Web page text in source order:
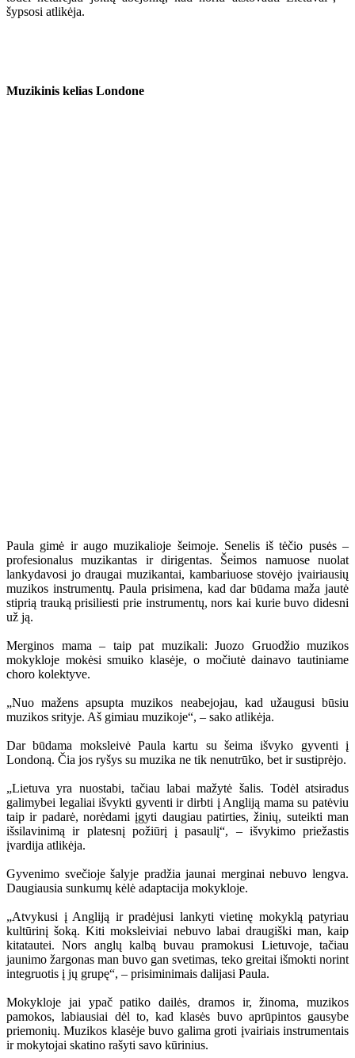
šypsosi atlikėja.
Muzikinis kelias Londone
Paula gimė ir augo muzikalioje šeimoje. Senelis iš tėčio pusės –
profesionalus muzikantas ir dirigentas. Šeimos namuose nuolat
lankydavosi jo draugai muzikantai, kambariuose stovėjo įvairiausių
muzikos instrumentų. Paula prisimena, kad dar būdama maža jautė
stiprią trauką prisiliesti prie instrumentų, nors kai kurie buvo didesni
už ją.
Merginos mama – taip pat muzikali: Juozo Gruodžio muzikos
mokykloje mokėsi smuiko klasėje, o močiutė dainavo tautiniame
choro kolektyve.
„Nuo mažens apsupta muzikos neabejojau, kad užaugusi būsiu
muzikos srityje. Aš gimiau muzikoje“, – sako atlikėja.
Dar būdama moksleivė Paula kartu su šeima išvyko gyventi į
Londoną. Čia jos ryšys su muzika ne tik nenutrūko, bet ir sustiprėjo.
„Lietuva yra nuostabi, tačiau labai mažytė šalis. Todėl atsiradus
galimybei legaliai išvykti gyventi ir dirbti į Angliją mama su patėviu
taip ir padarė, norėdami įgyti daugiau patirties, žinių, suteikti man
išsilavinimą ir platesnį požiūrį į pasaulį“, – išvykimo priežastis
įvardija atlikėja.
Gyvenimo svečioje šalyje pradžia jaunai merginai nebuvo lengva.
Daugiausia sunkumų kėlė adaptacija mokykloje.
„Atvykusi į Angliją ir pradėjusi lankyti vietinę mokyklą patyriau
kultūrinį šoką. Kiti moksleiviai nebuvo labai draugiški man, kaip
kitatautei. Nors anglų kalbą buvau pramokusi Lietuvoje, tačiau
jaunimo žargonas man buvo gan svetimas, teko greitai išmokti norint
integruotis į jų grupę“, – prisiminimais dalijasi Paula.
Mokykloje jai ypač patiko dailės, dramos ir, žinoma, muzikos
pamokos, labiausiai dėl to, kad klasės buvo aprūpintos gausybe
priemonių. Muzikos klasėje buvo galima groti įvairiais instrumentais
ir mokytojai skatino rašyti savo kūrinius.